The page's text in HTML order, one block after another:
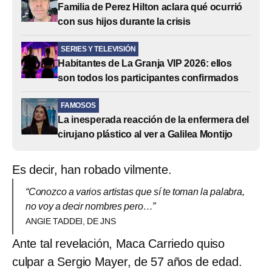
Familia de Perez Hilton aclara qué ocurrió
con sus hijos durante la crisis
SERIES Y TELEVISIÓN
Habitantes de La Granja VIP 2026: ellos
son todos los participantes confirmados
FAMOSOS
La inesperada reacción de la enfermera del
cirujano plástico al ver a Galilea Montijo
Es decir, han robado vilmente.
“Conozco a varios artistas que sí te toman la palabra,
no voy a decir nombres pero…”
ANGIE TADDEI, DE JNS
Ante tal revelación, Maca Carriedo quiso
culpar a Sergio Mayer, de 57 años de edad.